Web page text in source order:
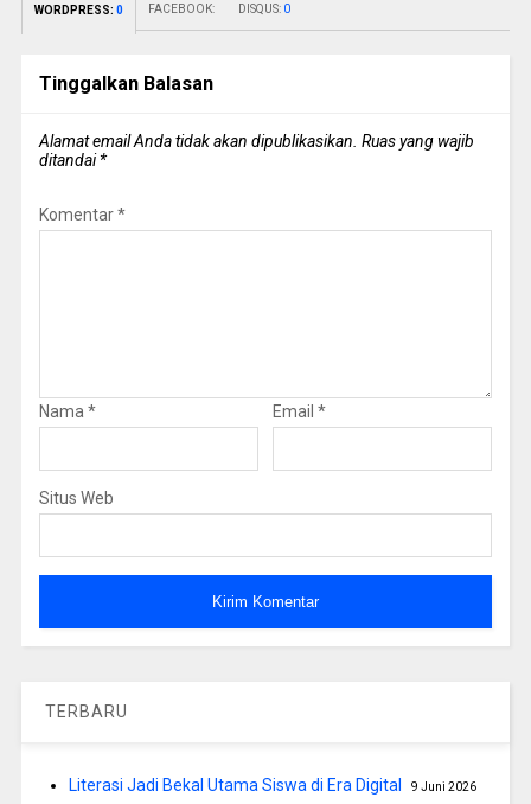
WORDPRESS: 0 FACEBOOK: DISQUS: 0
Tinggalkan Balasan
Alamat email Anda tidak akan dipublikasikan. Ruas yang wajib
ditandai*
Komentar*
Nama * Email *
Situs Web
TERBARU
Literasi Jadi Bekal Utama Siswa di Era Digital 9 Juni 2026